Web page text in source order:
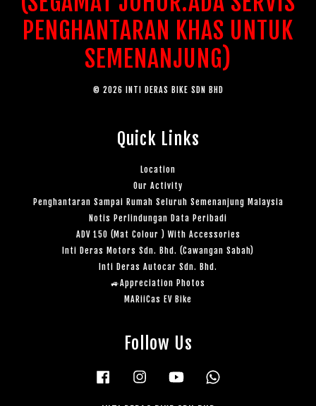
PENGHANTARAN KHAS UNTUK
SEMENANJUNG)
© 2026 INTI DERAS BIKE SDN BHD
Quick Links
Location
Our Activity
Penghantaran Sampai Rumah Seluruh Semenanjung Malaysia
Notis Perlindungan Data Peribadi
ADV 150 (Mat Colour ) With Accessories
Inti Deras Motors Sdn. Bhd. (Cawangan Sabah)
Inti Deras Autocar Sdn. Bhd.
🚙Appreciation Photos
MARiiCas EV Bike
Follow Us
Facebook Instagram YouTube